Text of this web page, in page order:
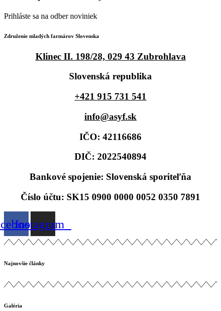
Nezmeškajte dôležité novinky
Prihláste sa na odber noviniek
Združenie mladých farmárov Slovenska
Klinec II. 198/28, 029 43 Zubrohlava
Slovenská republika
+421 915 731 541
info@asyf.sk
IČO: 42116686
DIČ: 2022540894
Bankové spojenie: Slovenská sporiteľňa
Číslo účtu: SK15 0900 0000 0052 0350 7891
Instagram
Najnovšie články